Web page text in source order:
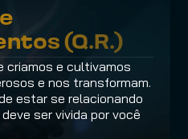
(Q.R.)
criamos e cultivamos
e nos transformam.
estar se relacionando
ser vivida por você